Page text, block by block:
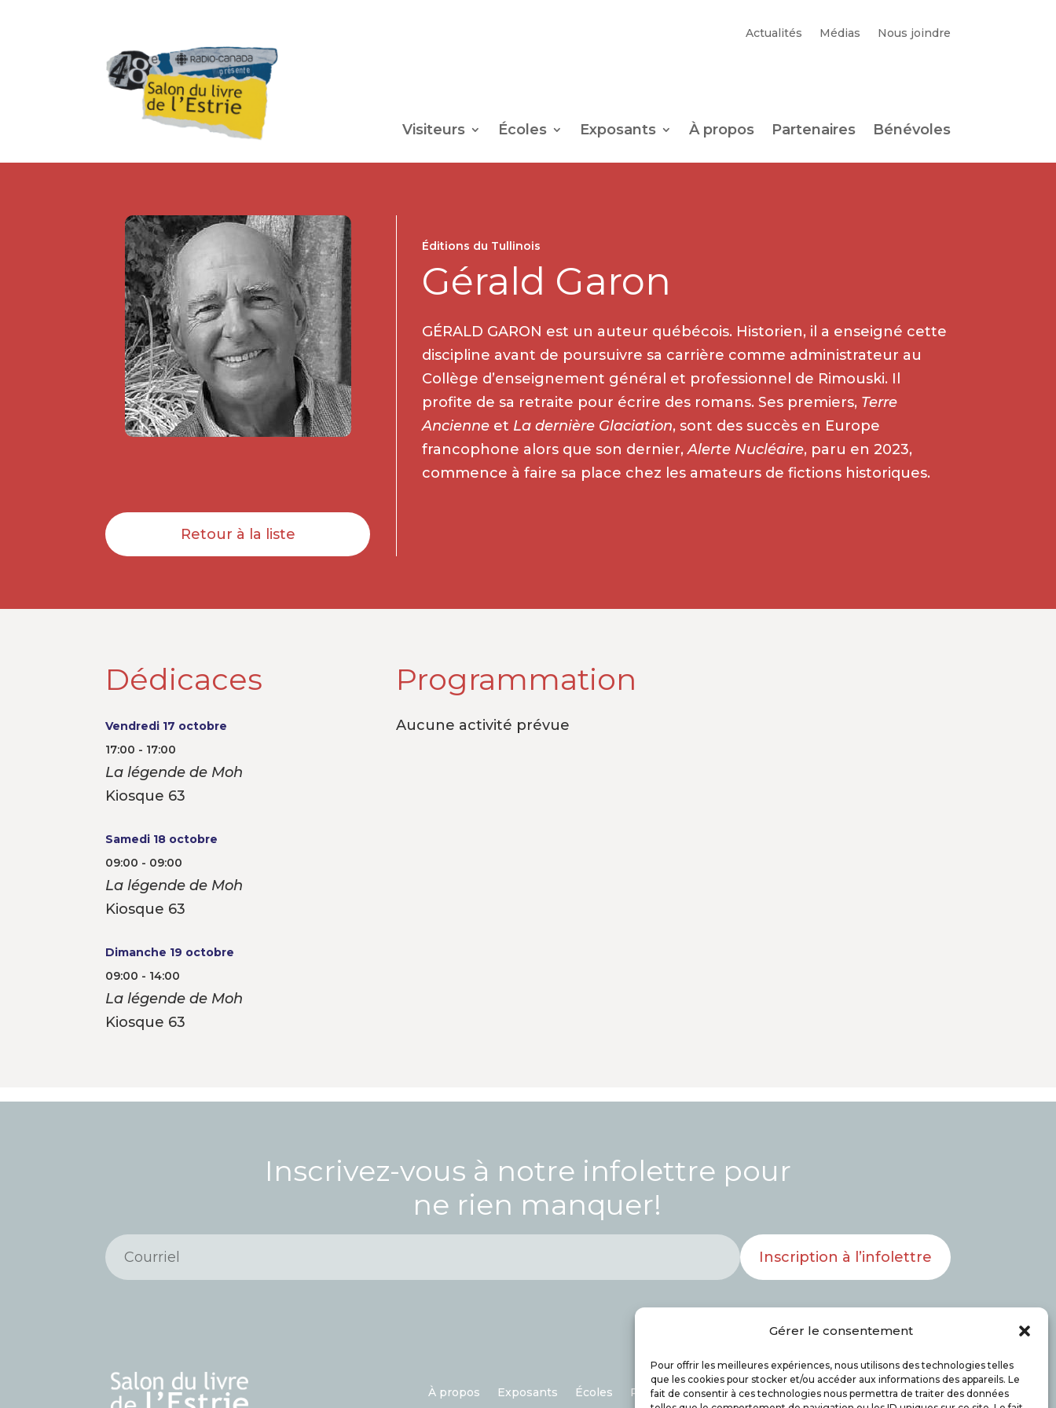
Gérer le consentement
Pour offrir les meilleures expériences, nous utilisons des technologies telles
que les cookies pour stocker et/ou accéder aux informations des appareils. Le
fait de consentir à ces technologies nous permettra de traiter des données
Actualités Médias Nous joindre
Visiteurs Écoles Exposants À propos Partenaires Bénévoles
Retour à la liste
Éditions du Tullinois
Gérald Garon
GÉRALD GARON est un auteur québécois. Historien, il a enseigné cette
discipline avant de poursuivre sa carrière comme administrateur au
Collège d’enseignement général et professionnel de Rimouski. Il
profite de sa retraite pour écrire des romans. Ses premiers,Terre
Ancienne et La dernière Glaciation, sont des succès en Europe
francophone alors que son dernier,Alerte Nucléaire, paru en 2023,
commence à faire sa place chez les amateurs de fictions historiques.
Dédicaces
Vendredi 17 octobre
17:00 - 17:00
La légende de Moh
Kiosque 63
Samedi 18 octobre
09:00 - 09:00
La légende de Moh
Kiosque 63
Dimanche 19 octobre
09:00 - 14:00
La légende de Moh
Kiosque 63
Programmation
Aucune activité prévue
Inscrivez-vous à notre infolettre pour
ne rien manquer!
Inscription à l’infolettre
À propos Exposants Écoles Partenaires Bénévoles Actualités Nous joindre